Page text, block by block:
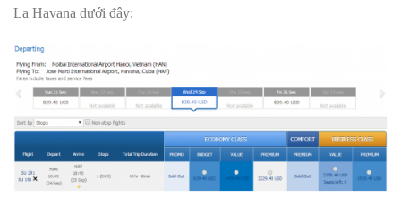
La Havana dưới đây: